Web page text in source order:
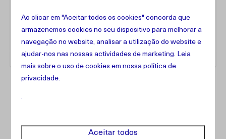
Endereço
Ao clicar em "Aceitar todos os cookies" concorda que
armazenemos cookies no seu dispositivo para melhorar a
navegação no website, analisar a utilização do website e
ajudar-nos nas nossas actividades de marketing. Leia
mais sobre o uso de cookies emnossa política de
privacidade.
.
Aceitar todos